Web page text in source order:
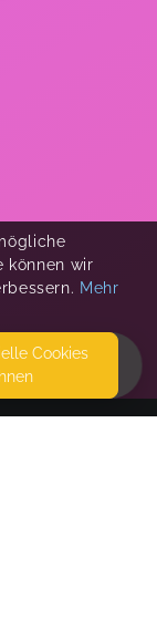
können wir
Mehr
Cookies